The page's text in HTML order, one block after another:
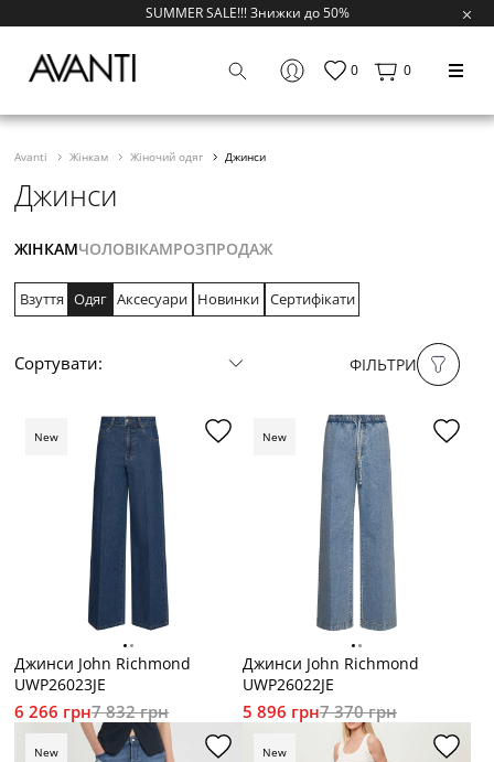
SUMMER SALE!!! Знижки до 50%
0 0
Avanti Жінкам Жіночий одяг Джинси
Джинси
ЖІНКАМЧОЛОВІКАМРОЗПРОДАЖ
Взуття Одяг Аксесуари Новинки Сертифікати
ФІЛЬТРИ
Сортувати:
Джинси John Richmond
UWP26023JE
6 266 грн7 832 грн
New
Джинси John Richmond
UWP26022JE
5 896 грн7 370 грн
New
New New